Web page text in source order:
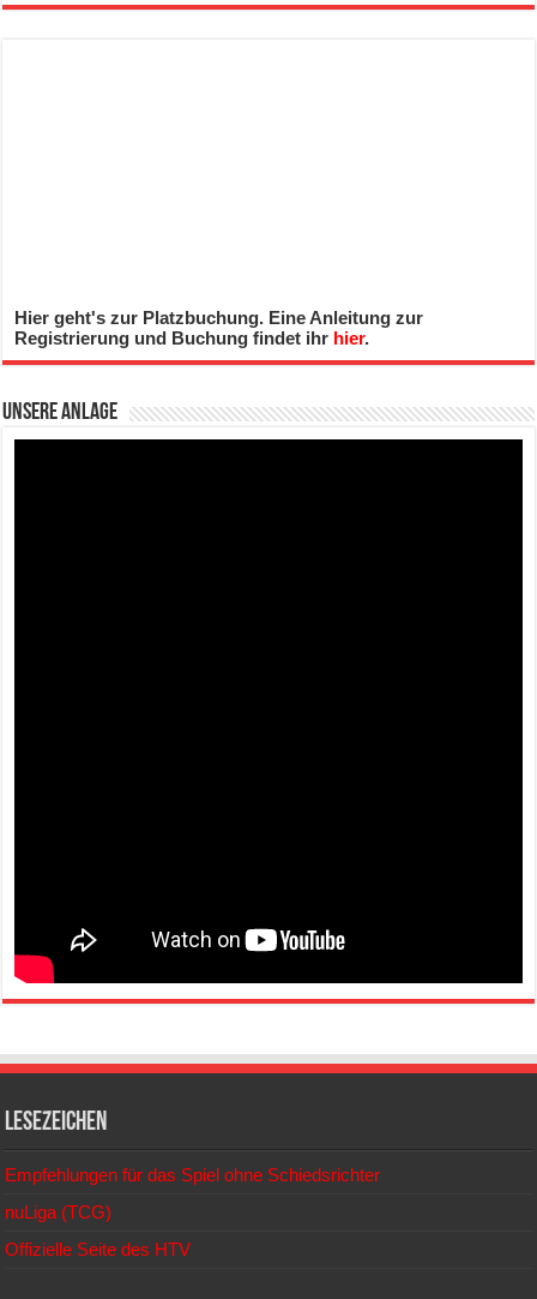
Hier geht's zur Platzbuchung. Eine Anleitung zur
Registrierung und Buchung findet ihr hier.
Unsere Anlage
Lesezeichen
Empfehlungen für das Spiel ohne Schiedsrichter
nuLiga (TCG)
Offizielle Seite des HTV